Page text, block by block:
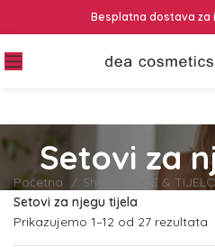
Besplatna dostava za
Setovi za
Početna Shop LICE &
Setovi za njegu tijela
Prikazujemo 1–12 od 27 rezultata